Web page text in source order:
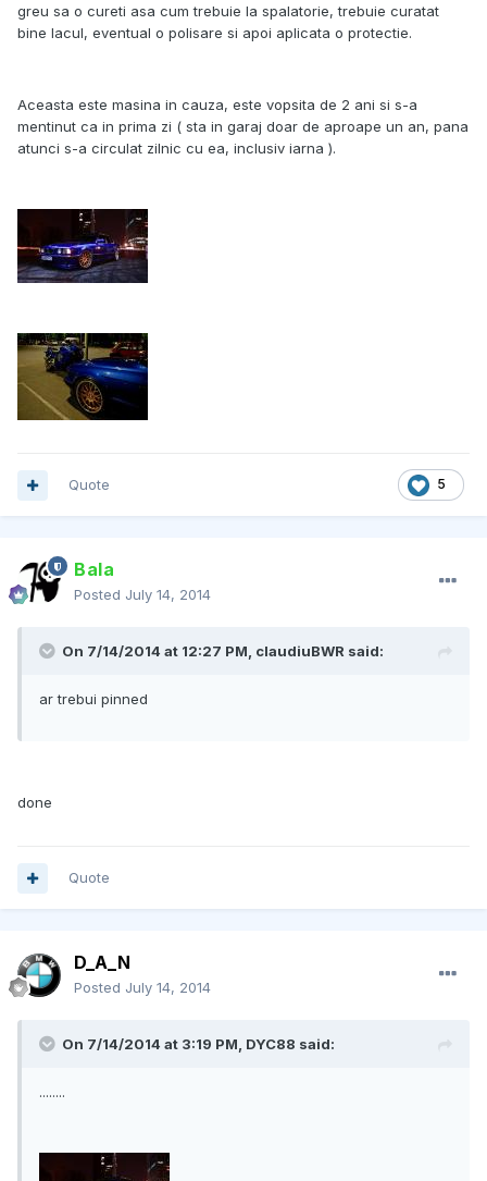
greu sa o cureti asa cum trebuie la spalatorie, trebuie curatat
bine lacul, eventual o polisare si apoi aplicata o protectie.
Aceasta este masina in cauza, este vopsita de 2 ani si s-a
mentinut ca in prima zi ( sta in garaj doar de aproape un an, pana
atunci s-a circulat zilnic cu ea, inclusiv iarna ).
5
Quote
Bala
Posted July 14, 2014
On 7/14/2014 at 12:27 PM, claudiuBWR said:
ar trebui pinned
done
Quote
D_A_N
Posted July 14, 2014
On 7/14/2014 at 3:19 PM, DYC88 said:
........